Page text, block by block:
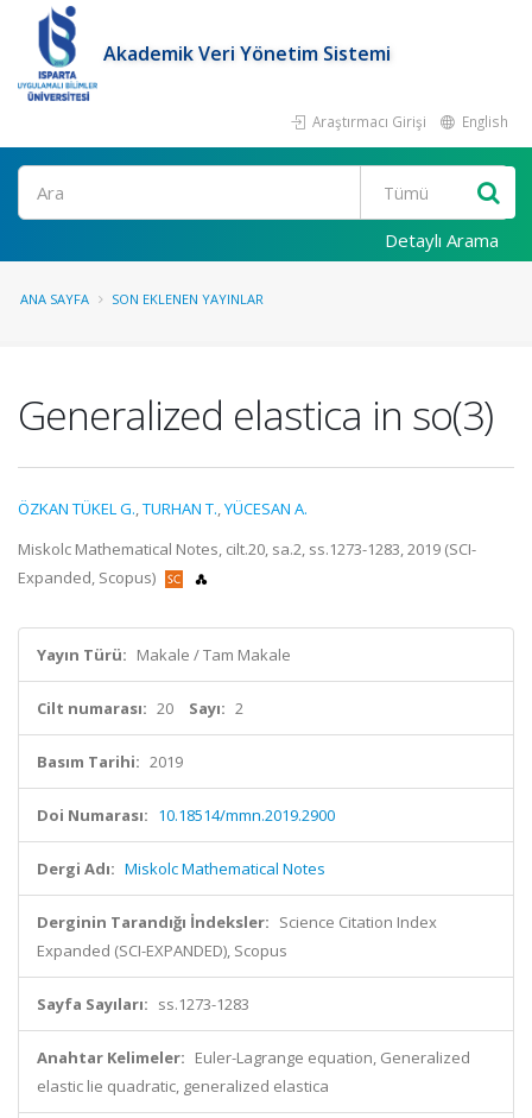
Akademik Veri Yönetim Sistemi
Araştırmacı Girişi English
Ara
Detaylı Arama
ANA SAYFA SON EKLENEN YAYINLAR
Generalized elastica in so(3)
ÖZKAN TÜKEL G.,TURHAN T.,YÜCESAN A.
Miskolc Mathematical Notes, cilt.20, sa.2, ss.1273-1283, 2019 (SCI-
Expanded, Scopus)
Yayın Türü: Makale / Tam Makale
Cilt numarası: 20 Sayı: 2
Basım Tarihi: 2019
Doi Numarası: 10.18514/mmn.2019.2900
Dergi Adı: Miskolc Mathematical Notes
Derginin Tarandığı İndeksler: Science Citation Index
Expanded (SCI-EXPANDED), Scopus
Sayfa Sayıları: ss.1273-1283
Anahtar Kelimeler: Euler-Lagrange equation, Generalized
elastic lie quadratic, generalized elastica